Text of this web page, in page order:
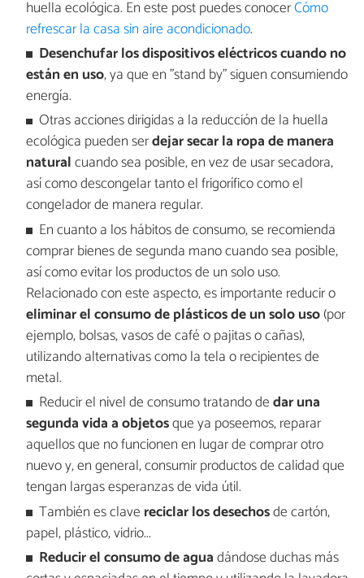
huella ecológica. En este post puedes conocerCómo
refrescar la casa sin aire acondicionado.
Desenchufar los dispositivos eléctricos cuando no
están en uso, ya que en "stand by" siguen consumiendo
energía.
Otras acciones dirigidas a la reducción de la huella
ecológica pueden serdejar secar la ropa de manera
naturalcuando sea posible, en vez de usar secadora,
así como descongelar tanto el frigorífico como el
congelador de manera regular.
En cuanto a los hábitos de consumo, se recomienda
comprar bienes de segunda mano cuando sea posible,
así como evitar los productos de un solo uso.
Relacionado con este aspecto, es importante reducir o
eliminar el consumo de plásticos de un solo uso(por
ejemplo, bolsas, vasos de café o pajitas o cañas),
utilizando alternativas como la tela o recipientes de
metal.
Reducir el nivel de consumo tratando dedar una
segunda vida a objetosque ya poseemos, reparar
aquellos que no funcionen en lugar de comprar otro
nuevo y, en general, consumir productos de calidad que
tengan largas esperanzas de vida útil.
También es clave reciclar los desechosde cartón,
papel, plástico, vidrio...
Reducir el consumo de aguadándose duchas más